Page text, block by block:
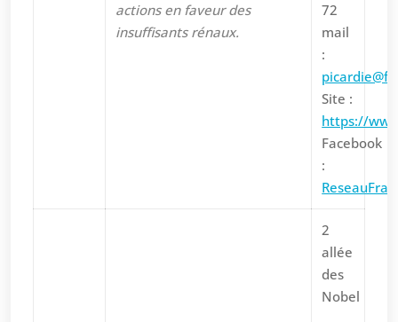
actions en faveur des
insuffisants rénaux.
72
mail
:
Site :
https://
Facebook
:
2
allée
des
Nobel